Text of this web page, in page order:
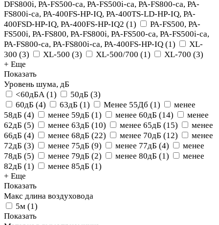
DFS800i, PA-FS500-ca, PA-FS500i-ca, PA-FS800-ca, PA-
FS800i-ca, PA-400FS-HP-IQ, PA-400TS-LD-HP-IQ, PA-
400FSD-HP-IQ, PA-400FS-HP-IQ2 (1)
PA-FS500, PA-
FS500i, PA-FS800, PA-FS800i, PA-FS500-ca, PA-FS500i-ca,
PA-FS800-ca, PA-FS800i-ca, PA-400FS-HP-IQ (1)
XL-
300 (3) XL-500 (3) XL-500/700 (1) XL-700 (3)
+ Еще
Показать
Уровень шума, дБ
<60дБА (1) 50дБ (3)
60дБ (4) 63дБ (1) Менее 55Дб (1)
менее
58дБ (4) менее 59дБ (1) менее 60дБ (14)
менее
62дБ (5) менее 63дБ (10) менее 65дБ (15)
менее
66дБ (4) менее 68дБ (22) менее 70дБ (12)
менее
72дБ (3) менее 75дБ (9) менее 77дБ (4)
менее
78дБ (5) менее 79дБ (2) менее 80дБ (1)
менее
82дБ (1) менее 85дБ (1)
+ Еще
Показать
Макс длина воздуховода
5м (1)
Показать